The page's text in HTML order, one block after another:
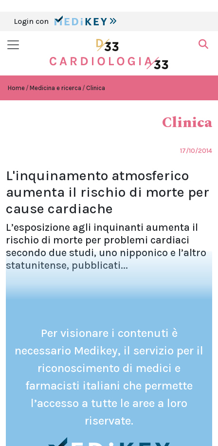
Login con
Home Medicina e ricerca Clinica
Clinica
17/10/2014
L'inquinamento atmosferico
aumenta il rischio di morte per
cause cardiache
L’esposizione agli inquinanti aumenta il
rischio di morte per problemi cardiaci
secondo due studi, uno nipponico e l’altro
statunitense, pubblicati...
Per visionare i contenuti è
necessario Medikey, il servizio per il
riconoscimento di medici e
farmacisti italiani che permette
l’accesso a tutte le aree a loro
riservate.